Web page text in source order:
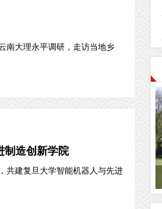
南大理永平调研，走访当地乡
制造创新学院
共建复旦大学智能机器人与先进